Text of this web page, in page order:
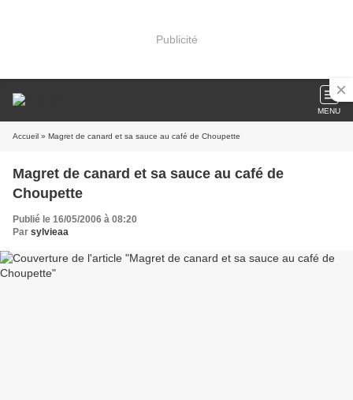
Publicité
MENU
Accueil » Magret de canard et sa sauce au café de Choupette
Magret de canard et sa sauce au café de
Choupette
Publié le 16/05/2006 à 08:20
Par sylvieaa